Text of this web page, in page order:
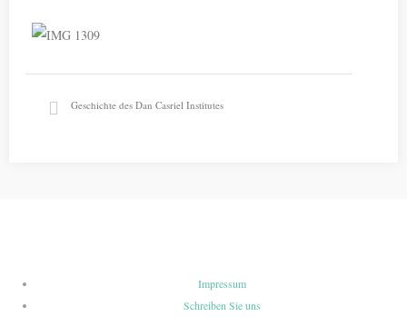
Geschichte des Dan Casriel Institutes
Impressum
Schreiben Sie uns